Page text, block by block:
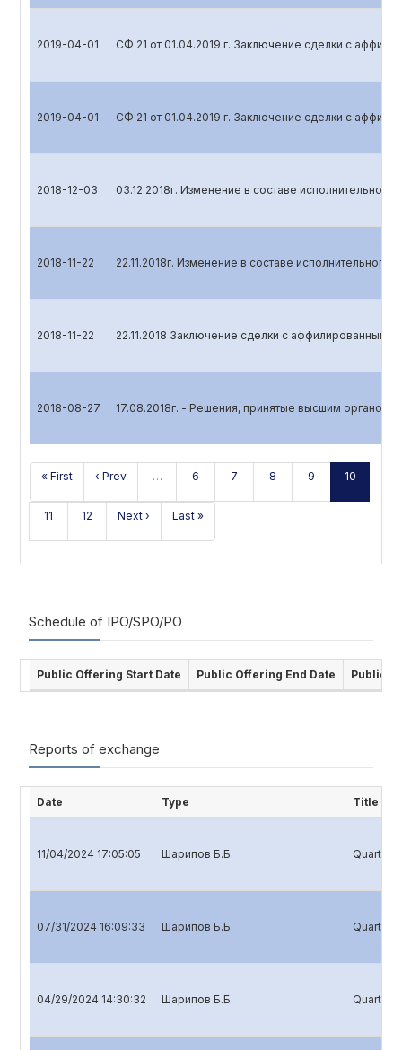
2019-04-01 СФ 21 от 01.04.2019 г. Заключение сделки с
2019-04-01 СФ 21 от 01.04.2019 г. Заключение сделки с
2018-12-03 03.12.2018г. Изменение в составе исполнительного
2018-11-22 22.11.2018г. Изменение в составе исполнительного
2018-11-22 22.11.2018 Заключение сделки с аффилированным
2018-08-27 17.08.2018г. - Решения, принятые высшим органом
« First ‹ Prev … 6 7 8 9 10
11 12 Next › Last »
Schedule of IPO/SPO/PO
Public Offering Start Date Public Offering End Date Public
Reports of exchange
Date Type Title
11/04/2024 17:05:05 Шарипов Б.Б.
07/31/2024 16:09:33 Шарипов Б.Б.
04/29/2024 14:30:32 Шарипов Б.Б.